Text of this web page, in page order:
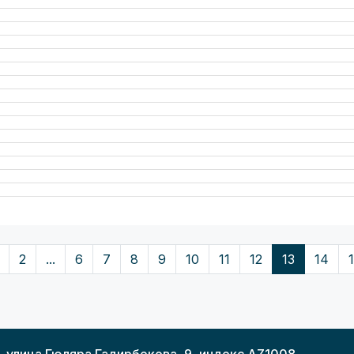
2 ... 6 7 8 9 10 11 12 13 14